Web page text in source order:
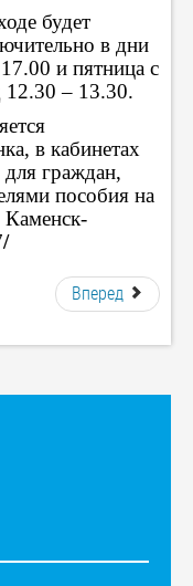
будет
в дни
и пятница с
12.30 – 13.30.
в кабинетах
граждан,
пособия на
Каменск-
/
Вперед